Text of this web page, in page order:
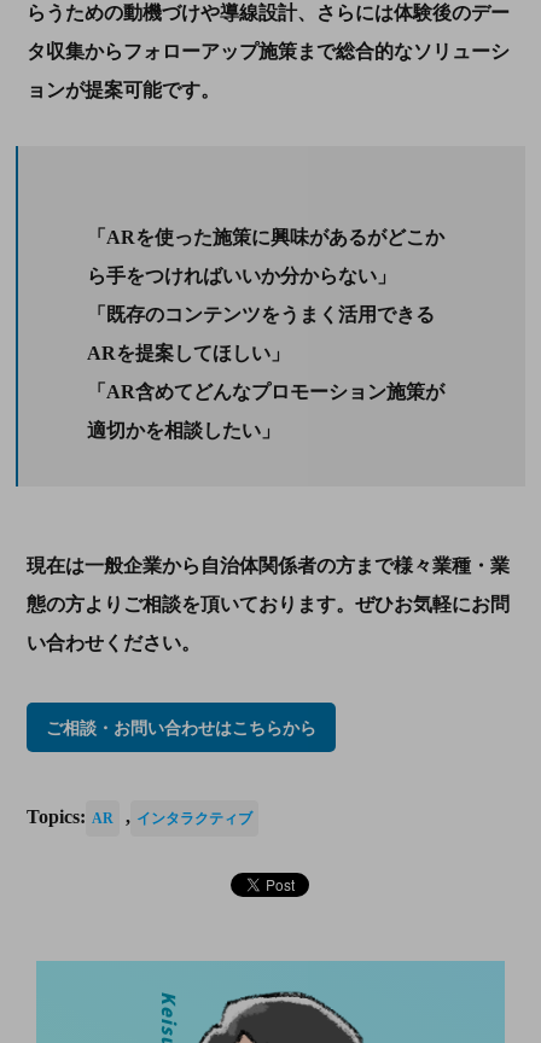
らうための動機づけや導線設計、さらには体験後のデー
タ収集からフォローアップ施策まで総合的なソリューシ
ョンが提案可能です。
「 ARを使った施策に興味があるがどこか
ら手をつければいいか分からない」
「既存のコンテンツをうまく活用できる
ARを提案してほしい」
「 AR含めてどんなプロモーション施策が
適切かを相談したい」
現在は一般企業から自治体関係者の方まで様々業種・業
態の方よりご相談を頂いております。ぜひお気軽にお問
い合わせください。
ご相談・お問い合わせはこちらから
Topics: AR , インタラクティブ